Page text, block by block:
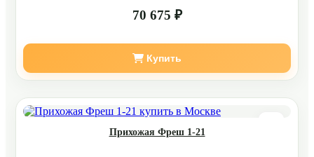
70 675 ₽
Купить
Прихожая Фреш 1-21